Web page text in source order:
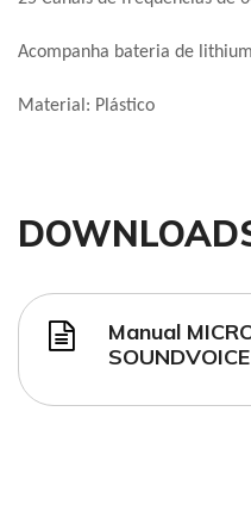
Acompanha bateria de
Material: Plástico
Manual